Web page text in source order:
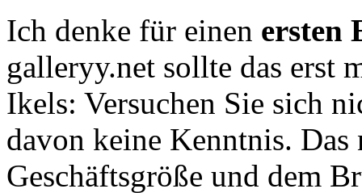
Ich denke für einen ersten
galleryy.net sollte das erst
Ikels: Versuchen Sie sich
davon keine Kenntnis.
Geschäftsgröße und dem